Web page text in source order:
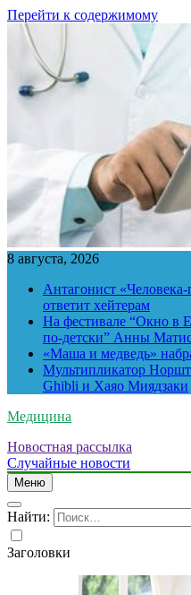
Перейти к содержимому
8 августа, 2026
Антагонист
ответит хейтерам
На фестивале “Окно в
по-детски” Анны
«Маша и медведь»
Мультипликатор
Ghibli и Хаяо Миядзаки
Медицина
Новостная рассылка
Случайные новости
Меню
Найти:
Заголовки